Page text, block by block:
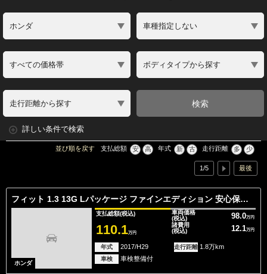
検索
詳しい条件で検索
並び順を戻す 支払総額 安 高 年式 新 古 走行距離 多 少
1/5 最後
フィット 1.3 13G Lパッケージ ファインエディション 安心保証付き/特別仕様車/セキュリティー/
ホンダ
支払総額(税込)
110.1万円
車両価格
(税込)
98.0万円
諸費用
(税込)
12.1万円
年式 2017/H29 走行距離 1.8万km
車検 車検整備付